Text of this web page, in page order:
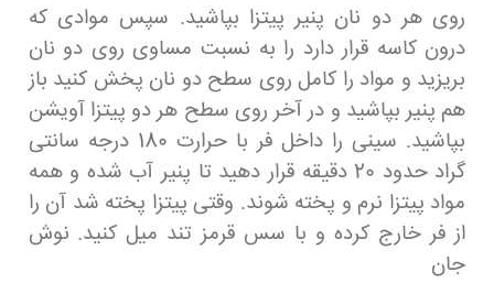
روی هر دو نان پنیر پیتزا بپاشید. سپس موادی که
درون کاسه قرار دارد را به نسبت مساوی روی دو نان
بریزید و مواد را کامل روی سطح دو نان پخش کنید باز
هم پنیر بپاشید و در آخر روی سطح هر دو پیتزا آویشن
بپاشید. سینی را داخل فر با حرارت 180 درجه سانتی
گراد حدود 20 دقیقه قرار دهید تا پنیر آب شده و همه
مواد پیتزا نرم و پخته شوند. وقتی پیتزا پخته شد آن را
از فر خارج کرده و با سس قرمز تند میل کنید. نوش
جان